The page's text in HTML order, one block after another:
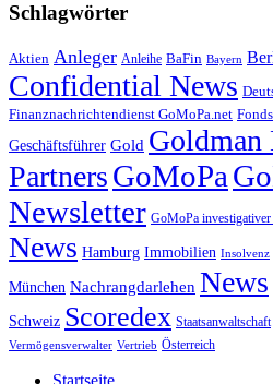
Schlagwörter
Aktien Anleger Anleihe BaFin Bayern
Confidential News
Finanznachrichtendienst GoMoPa.net Fonds
Geschäftsführer Gold Goldman
PartnersGoMoPa
Newsletter GoMoPa
News Hamburg Immobilien Insolvenz
München Nachrangdarlehen News
Schweiz Scoredex Staatsanwaltschaft
Vermögensverwalter Vertrieb Österreich
Startseite